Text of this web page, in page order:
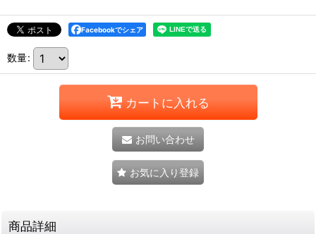
Facebookでシェア
数量:
カートに入れる
お問い合わせ
お気に入り登録
商品詳細